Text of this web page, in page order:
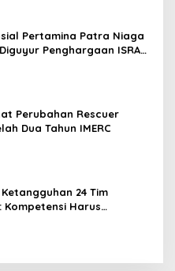
Pertamina Patra Niaga
Penghargaan ISRA
Perubahan Rescuer
Dua Tahun IMERC
Ketangguhan 24 Tim
Kompetensi Harus